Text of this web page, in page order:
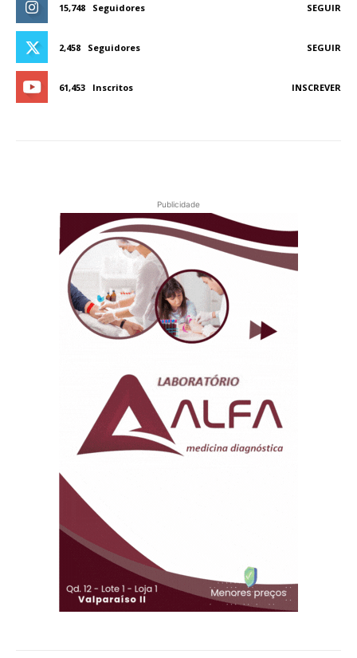
15,748 Seguidores SEGUIR
2,458 Seguidores SEGUIR
61,453 Inscritos INSCREVER
Publicidade